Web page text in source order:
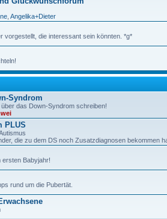
Angelika+Dieter
vorgestellt, die interessant sein könnten. *g*
Syndrom
das Down-Syndrom schreiben!
PLUS
die zu dem DS noch Zusatzdiagnosen bekommen
ersten Babyjahr!
rund um die Pubertät.